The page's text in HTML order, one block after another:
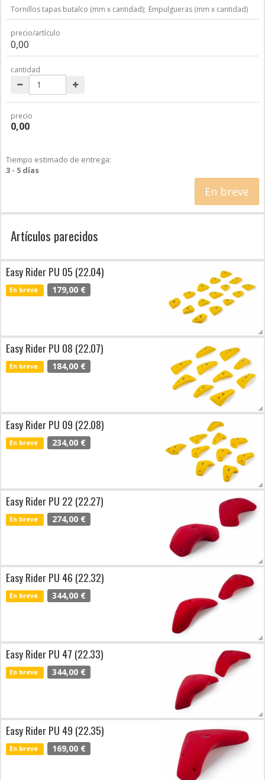
Tornillos tapas butalco (mm x cantidad); Empulgueras (mm x cantidad)
precio/artículo
0,00
cantidad
precio
0,00
Tiempo estimado de entrega:
3 - 5 días
En breve
Artículos parecidos
Easy Rider PU 05 (22.04)
En breve 179,00 €
Easy Rider PU 08 (22.07)
En breve 184,00 €
Easy Rider PU 09 (22.08)
En breve 234,00 €
Easy Rider PU 22 (22.27)
En breve 274,00 €
Easy Rider PU 46 (22.32)
En breve 344,00 €
Easy Rider PU 47 (22.33)
En breve 344,00 €
Easy Rider PU 49 (22.35)
En breve 169,00 €